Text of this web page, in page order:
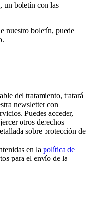
un boletín con las
nuestro boletín, puede
del tratamiento, tratará
newsletter con
Puedes acceder,
otros derechos
sobre protección de
en la política de
para el envío de la